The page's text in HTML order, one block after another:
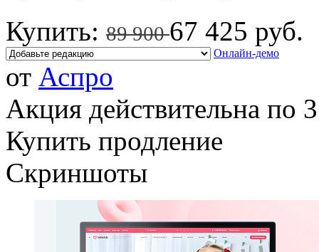
Купить: 89 90067 425 руб.
Онлайн-демо
от Аспро
Акция действительна по
Купить продление
Скриншоты